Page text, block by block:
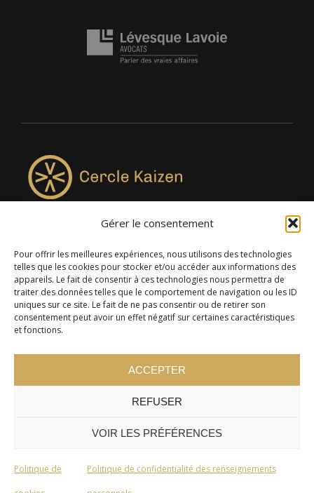
Gérer le consentement
Pour offrir les meilleures expériences, nous utilisons des technologies
telles que les cookies pour stocker et/ou accéder aux informations des
appareils. Le fait de consentir à ces technologies nous permettra de
traiter des données telles que le comportement de navigation ou les ID
uniques sur ce site. Le fait de ne pas consentir ou de retirer son
consentement peut avoir un effet négatif sur certaines caractéristiques
et fonctions.
ACCEPTER
REFUSER
VOIR LES PRÉFÉRENCES
Politique de Politique de confidentialité des renseignements
4957, rue Lionel-Groulx, bureau 819, Saint-Augustin-de-
Desmaures QC G3A 0M7
© 2024 Cercle Kaizen. Tous droits réservés -